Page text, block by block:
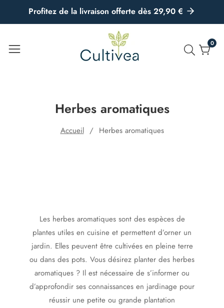
Profitez de la livraison offerte dès 29,90 €
00
Herbes aromatiques
Accueil Herbes aromatiques
Les herbes aromatiques sont des espèces de
plantes utiles en cuisine et permettent d’orner un
jardin. Elles peuvent être cultivées en pleine terre
ou dans des pots. Vous désirez planter des herbes
aromatiques ? Il est nécessaire de s’informer ou
d’approfondir ses connaissances en jardinage pour
réussir une petite ou grande plantation